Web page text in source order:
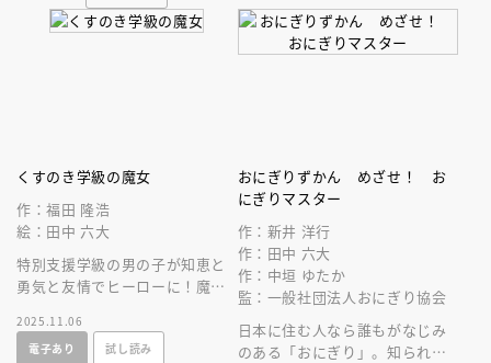
くすのき学級の魔女
作：福田 隆浩
絵：田中 六大
特別支援学級の男の子が知恵と
勇気と友情でヒーローに！魔女
賞受賞作家による楽しい学校フ
ァンタジー！
2025.11.06
電子あり
試し読み
おにぎりずかん めざせ！ お
にぎりマスター
作：新井 洋行
作：田中 六大
作：中垣 ゆたか
監：一般社団法人おにぎり協会
日本に住む人なら誰もがなじみ
のある「おにぎり」。知られざ